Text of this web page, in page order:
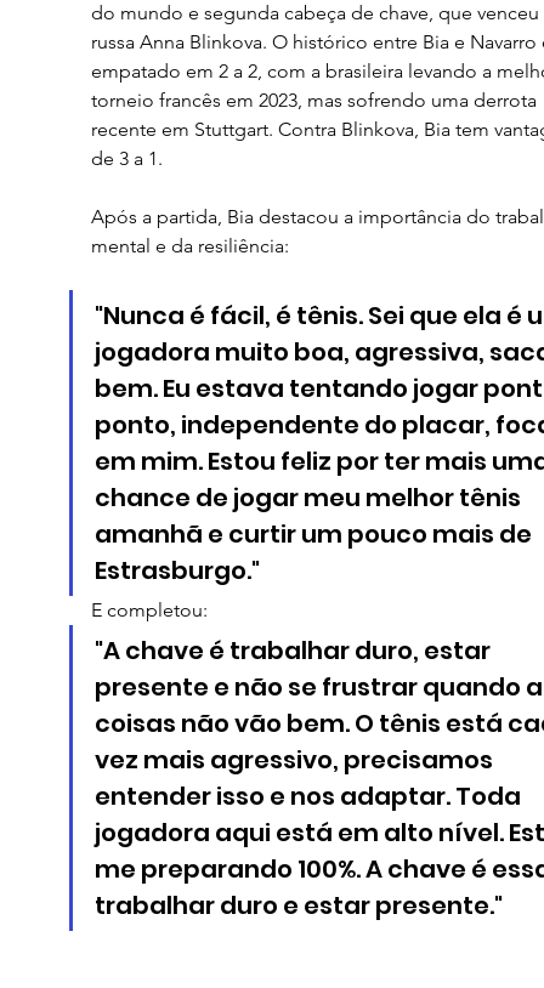
do mundo e segunda cabeça de chave, que
russa Anna Blinkova. O histórico entre Bia e
empatado em 2 a 2, com a brasileira levando a
torneio francês em 2023, mas sofrendo uma derrota
recente em Stuttgart. Contra Blinkova, Bia tem
de 3 a 1.
Após a partida, Bia destacou a importância do
mental e da resiliência:
"Nunca é fácil, é tênis. Sei que ela é
jogadora muito boa, agressiva,
bem. Eu estava tentando jogar
ponto, independente do placar,
em mim. Estou feliz por ter mais
chance de jogar meu melhor tênis
amanhã e curtir um pouco mais de
Estrasburgo."
E completou:
"A chave é trabalhar duro, estar
presente e não se frustrar quando
coisas não vão bem. O tênis está
vez mais agressivo, precisamos
entender isso e nos adaptar. Toda
jogadora aqui está em alto nível.
me preparando 100%. A chave é
trabalhar duro e estar presente."